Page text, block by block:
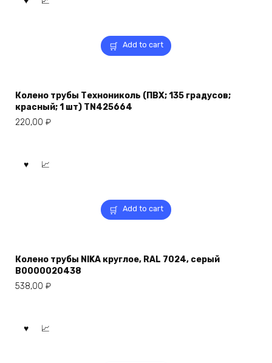
Add to cart
Колено трубы Технониколь (ПВХ; 135 градусов;
красный; 1 шт) TN425664
220,00 ₽
Add to cart
Колено трубы NIKA круглое, RAL 7024, серый
В0000020438
538,00 ₽